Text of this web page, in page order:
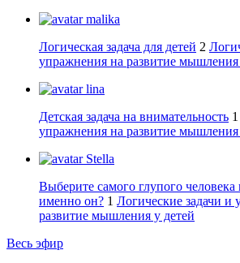
malika
Логическая задача для детей 2
упражнения на развитие мышления
lina
Детская задача на внимательность 1
упражнения на развитие мышления
Stella
Выберите самого глупого
именно он? 1 Логические задачи и
развитие мышления у детей
Весь эфир